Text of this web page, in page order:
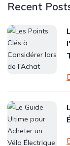
Recent